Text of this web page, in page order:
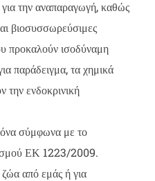
για την αναπαραγωγή, καθώς
βιοσυσσωρεύσιμες
προκαλούν ισοδύναμη
παράδειγμα, τα χημικά
την ενδοκρινική
σύμφωνα με το
ΕΚ 1223/2009.
ζώα από εμάς ή για